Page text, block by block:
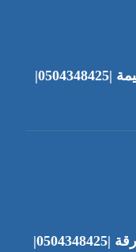
شركة تنظيف كنب في راس الخيمة |0504348425|
شركة مكافحة حشرات في الشارقة |0504348425|